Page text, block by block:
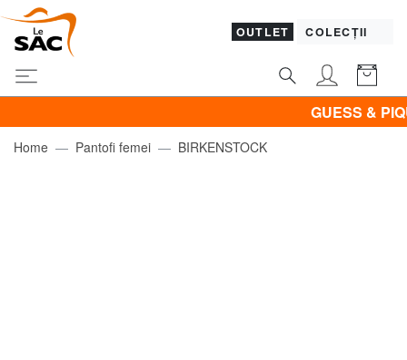
OUTLET COLECȚII
GUESS &
Home Pantofi femei BIRKENSTOCK